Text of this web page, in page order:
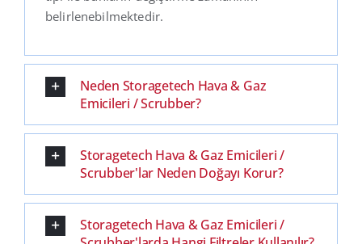
belirlenebilmektedir.
Neden Storagetech Hava & Gaz
Emicileri / Scrubber?
Storagetech Hava & Gaz Emicileri /
Scrubber'lar Neden Doğayı Korur?
Storagetech Hava & Gaz Emicileri /